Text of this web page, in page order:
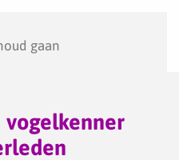
gaan
vogelkenner